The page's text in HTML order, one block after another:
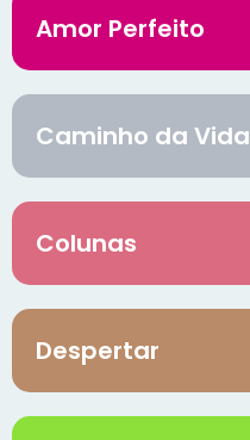
Amor Perfeito
Caminho da Vida
Colunas
Despertar